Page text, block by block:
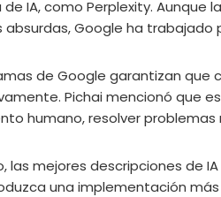
IA, como Perplexity. Aunque
absurdas, Google ha
de Google garantizan que
Pichai mencionó que
humano, resolver
las mejores descripciones de
una implementación